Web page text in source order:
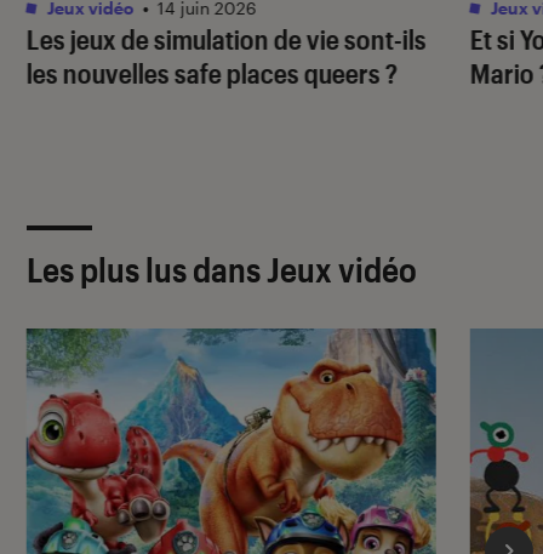
Les jeux de simulation de vie sont-ils
les nouvelles safe places queers ?
Jeux vidéo • 14 juin 2026
Et si
Mario
Jeux
Les plus lus dans Jeux vidéo